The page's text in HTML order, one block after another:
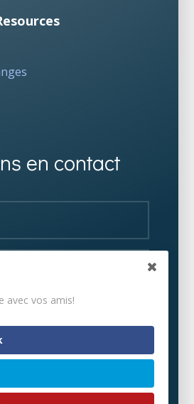
en contact
avec vos amis!